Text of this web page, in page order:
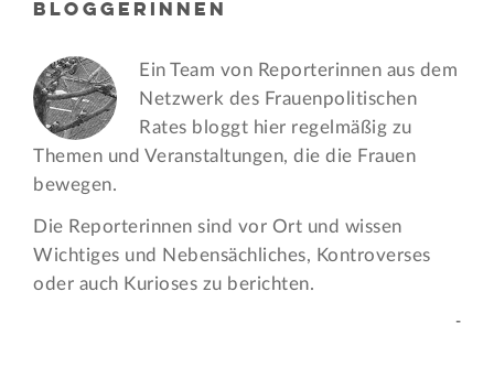
BLOGGERINNEN
Ein Team von Reporterinnen aus dem
Netzwerk des Frauen­politischen
Rates bloggt hier regelmäßig zu
Themen und Veran­staltungen, die die Frauen
bewegen.
Die Reporterinnen sind vor Ort und wissen
Wichtiges und Nebensächliches, Kontroverses
oder auch Kurioses zu berichten.
-